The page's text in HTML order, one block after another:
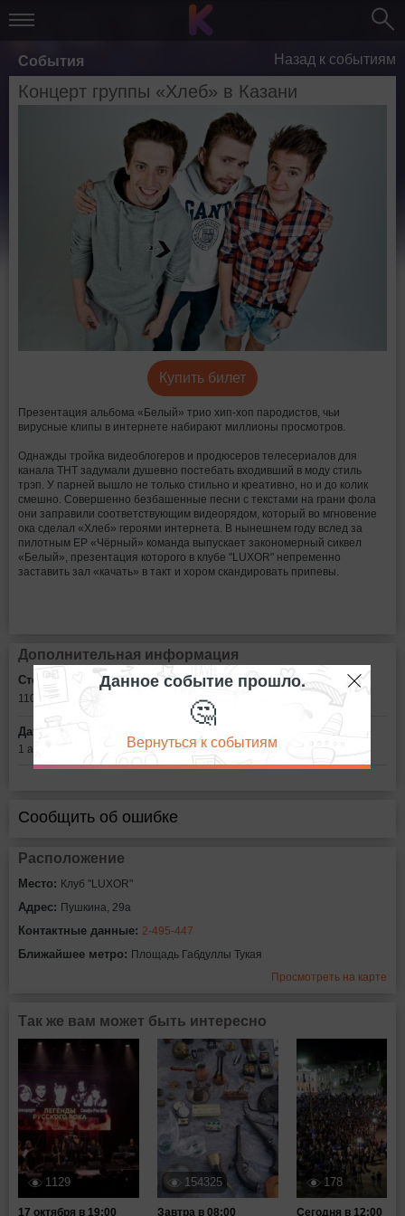
События Назад к событиям
Концерт группы «Хлеб» в Казани
Купить билет
Презентация альбома «Белый» трио хип-хоп пародистов, чьи
вирусные клипы в интернете набирают миллионы просмотров.
Однажды тройка видеоблогеров и продюсеров телесериалов для
канала ТНТ задумали душевно постебать входивший в моду стиль
трэп. У парней вышло не только стильно и креативно, но и до колик
смешно. Совершенно безбашенные песни с текстами на грани фола
они заправили соответствующим видеорядом, который во мгновение
ока сделал «Хлеб» героями интернета. В нынешнем году вслед за
пилотным ЕР «Чёрный» команда выпускает закономерный сиквел
«Белый», презентация которого в клубе "LUXOR" непременно
заставить зал «качать» в такт и хором скандировать припевы.
Дополнительная информация
Стоимость билетов:
1100 - 2500
Дата:
1 апреля в 20:00
Сообщить об ошибке
Расположение
Место: Клуб "LUXOR"
Адрес: Пушкина, 29а
Контактные данные: 2-495-447
Ближайшее метро: Площадь Габдуллы Тукая
Просмотреть на карте
Так же вам может быть интересно
1129
17 октября в 19:00
154325
Завтра в 08:00
178
Сегодня в 12:00
Данное событие прошло.
🤔
Вернуться к событиям